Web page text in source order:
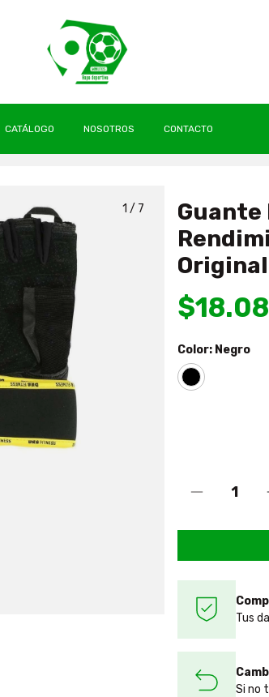
CATÁLOGO NOSOTROS
CONTACTO
1 / 7
Color: Negro
Tus
Si no